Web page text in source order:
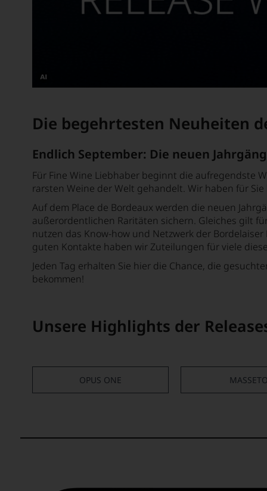
Dieses
mithilfe
von
verändert.
Die begehrtesten Neuheiten
Endlich September: Die neuen
Für Fine Wine Liebhaber beginnt die aufregendste
rarsten Weine der Welt gehandelt. Wir haben für
Auf dem Place de Bordeaux werden die neuen
außerordentlichen Raritäten sichern. Gleiches gilt
nutzen das Know-how und Netzwerk der
guten Kontakte haben wir Zuteilungen für viele
Jeden Tag erhalten Sie hier die Chance, die
bekommen!
Unsere Highlights der
OPUS ONE MASSETO